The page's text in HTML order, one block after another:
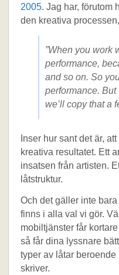
2005. Jag har, förutom
den kreativa
”When you work
performance,
and so on. So
performance. But
we’ll copy that a
Inser hur sant det är,
kreativa resultatet. Ett
insatsen från artisten.
låtstruktur.
Och det gäller inte
finns i alla val vi gör.
mobiltjänster får
så får dina lyssnare
typer av låtar
skriver.